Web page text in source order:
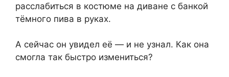
расслабиться в костюме на диване с банкой
тёмного пива в руках.
А сейчас он увидел её — и не узнал. Как она
смогла так быстро измениться?